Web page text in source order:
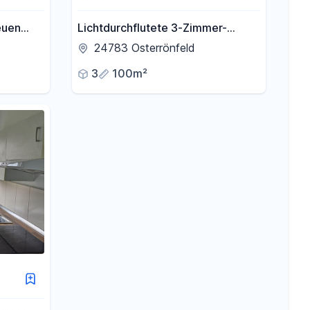
Lichtdurchflutete 3-Zimmer-
Wohnung mit Südbalkon – mit
min zum Kanal
24783 Osterrönfeld
3
100m²